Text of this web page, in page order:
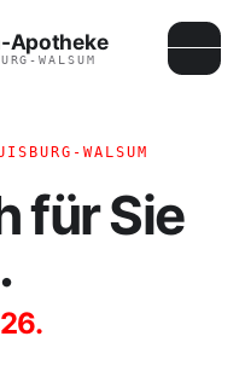
Apotheke
WALSUM
WALSUM
für Sie